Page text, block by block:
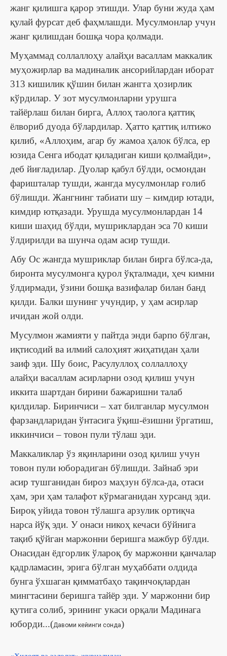
жанг қилишга қарор этишди. Улар буни жуда ҳам
қулай фурсат деб фаҳмлашди. Мусулмонлар учун
жанг қилишдан бошқа чора қолмади.
Муҳаммад соллаллоҳу алайҳи васаллам маккалик
муҳожирлар ва мадиналик ансорийлардан иборат
313 кишилик қўшин билан жангга ҳозирлик
кўрдилар. У зот мусулмонларни урушга
тайёрлаш билан бирга, Аллоҳ таолога қаттиқ
ёлвориб дуода бўлардилар. Ҳатто қаттиқ илтижо
қилиб, «Аллоҳим, агар бу жамоа ҳалок бўлса, ер
юзида Сенга ибодат қиладиган киши қолмайди»,
деб йиғладилар. Дуолар қабул бўлди, осмондан
фаришталар тушди, жангда мусулмонлар ғолиб
бўлишди. Жангнинг табиати шу – кимдир ютади,
кимдир ютқазади. Урушда мусулмонлардан 14
киши шаҳид бўлди, мушриклардан эса 70 киши
ўлдирилди ва шунча одам асир тушди.
Абу Ос жангда мушриклар билан бирга бўлса-да,
биронта мусулмонга қурол ўқталмади, ҳеч кимни
ўлдирмади, ўзини бошқа вазифалар билан банд
қилди. Балки шунинг учундир, у ҳам асирлар
ичидан жой олди.
Мусулмон жамияти у пайтда энди барпо бўлган,
иқтисодий ва илмий салоҳият жиҳатидан ҳали
заиф эди. Шу боис, Расулуллоҳ соллаллоҳу
алайҳи васаллам асирларни озод қилиш учун
иккита шартдан бирини бажаришни талаб
қилдилар. Биринчиси – хат билганлар мусулмон
фарзандларидан ўнтасига ўқиш-ёзишни ўргатиш,
иккинчиси – товон пули тўлаш эди.
Маккаликлар ўз яқинларини озод қилиш учун
товон пули юборадиган бўлишди. Зайнаб эри
асир тушганидан бироз маҳзун бўлса-да, отаси
ҳам, эри ҳам талафот кўрмаганидан хурсанд эди.
Бироқ уйида товон тўлашга арзулик ортиқча
нарса йўқ эди. У онаси никоҳ кечаси бўйнига
тақиб қўйган маржонни беришга мажбур бўлди.
Онасидан ёдгорлик ўлароқ бу маржонни қанчалар
қадрламасин, эрига бўлган муҳаббати олдида
бунга ўхшаган қимматбаҳо тақинчоқлардан
мингтасини беришга тайёр эди. У маржонни бир
қутига солиб, эрининг укаси орқали Мадинага
юборди...(Давоми кейинги сонда)